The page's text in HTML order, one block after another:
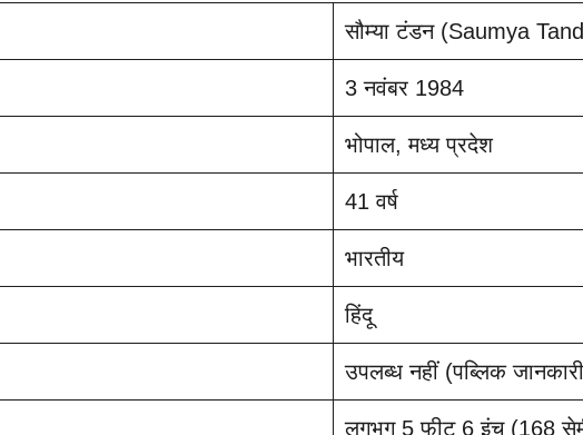
सौम्या टंडन (Saumya
3 नवंबर 1984
भोपाल, मध्य प्रदेश
41 वर्ष
भारतीय
हिंदू
उपलब्ध नहीं (पब्लिक
लगभग 5 फीट 6 इंच (168